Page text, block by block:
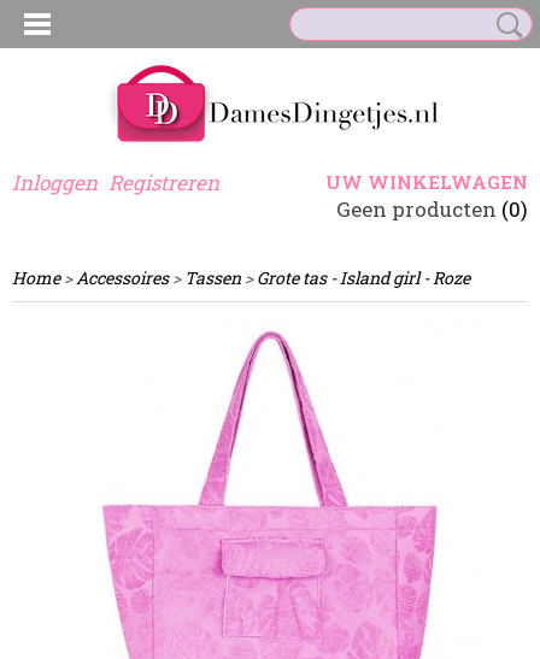
Inloggen Registreren UW WINKELWAGEN
Geen producten (0)
Home>Accessoires> Tassen >Grote tas - Island girl - Roze